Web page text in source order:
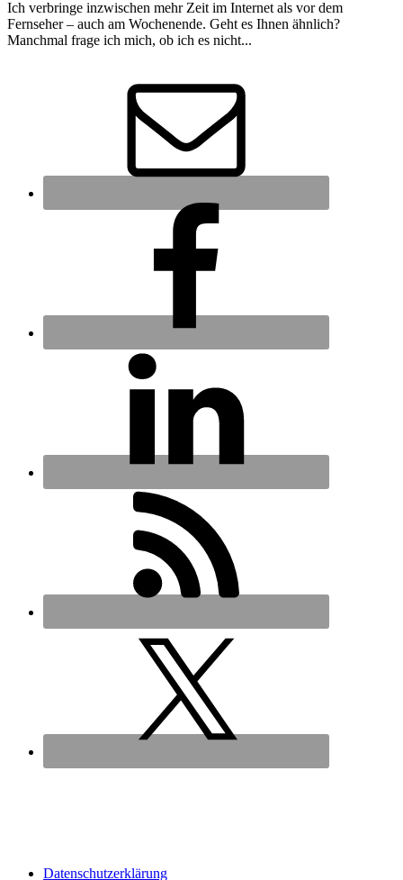
Ich verbringe inzwischen mehr Zeit im Internet als vor dem
Fernseher – auch am Wochenende. Geht es Ihnen ähnlich?
Manchmal frage ich mich, ob ich es nicht...
Datenschutz­erklärung